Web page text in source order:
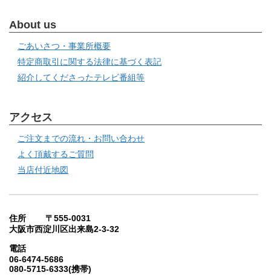
About us
ごあいさつ・事業所概要
特定商取引に関する法律に基づく表記
紹介してくださったテレビ番組等
アクセス
ご注文までの流れ・お問い合わせ
よく頂戴するご質問
当店付近地図
住所 〒555-0031
大阪市西淀川区出来島2-3-32
電話
06-6474-5686
080-5715-6333(携帯)